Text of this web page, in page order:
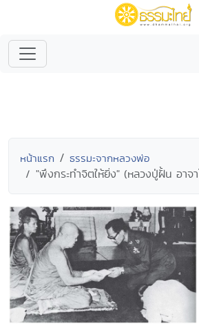
หน้าแรก ธรรมะจากหลวงพ่อ
"พึงกระทำจิตให้ยิ่ง" (หลวงปู่ฝั้น อาจา